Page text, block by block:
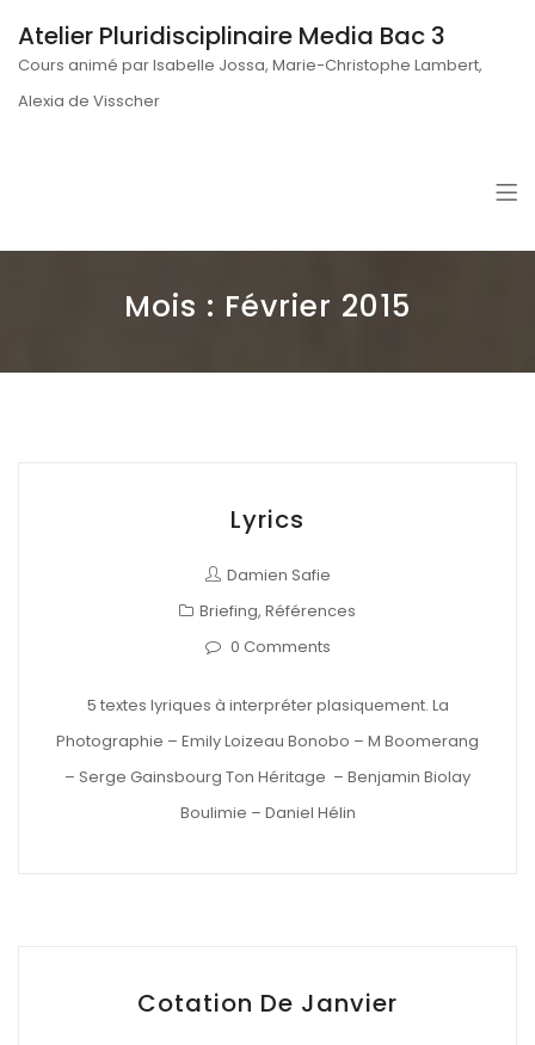
Atelier Pluridisciplinaire Media Bac 3
Cours animé par Isabelle Jossa, Marie-Christophe Lambert,
Alexia de Visscher
Mois : Février 2015
Lyrics
Damien Safie
Briefing, Références
0 Comments
5 textes lyriques à interpréter plasiquement. La
Photographie – Emily Loizeau Bonobo – M Boomerang
– Serge Gainsbourg Ton Héritage – Benjamin Biolay
Boulimie – Daniel Hélin
Cotation De Janvier